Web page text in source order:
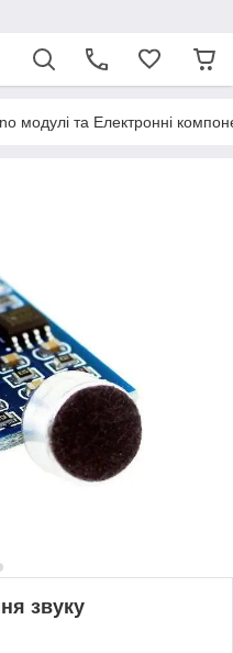
модулі та Електронні
звуку